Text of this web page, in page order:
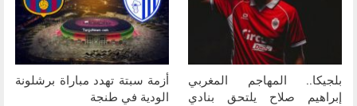
بلجيكا.. المهاجم المغربي
إبراهيم صلاح يلتحق بنادي
أزمة سبتة تهدد مباراة برشلونة
الودية في طنجة